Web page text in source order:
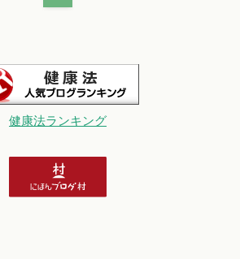
健康法ランキング